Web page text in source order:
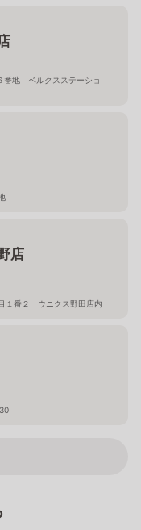
番地 ベルクスステーショ
店
１番２ ウニクス野田店内